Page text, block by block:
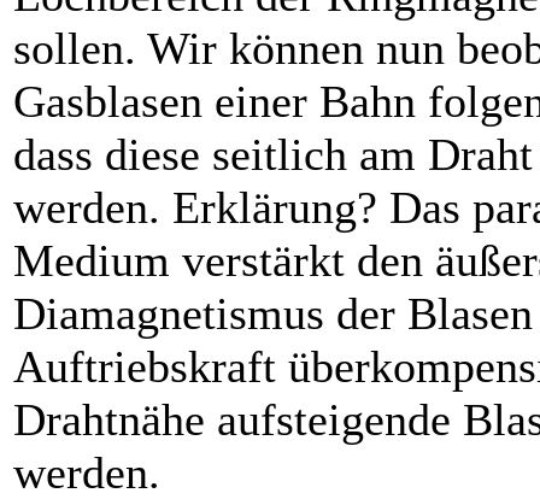
sollen. Wir können nun
Gasblasen einer Bahn
dass diese seitlich am
werden. Erklärung? Das
Medium verstärkt den
Dia­magnetismus der
Auftriebskraft
Drahtnähe aufsteigende
werden.